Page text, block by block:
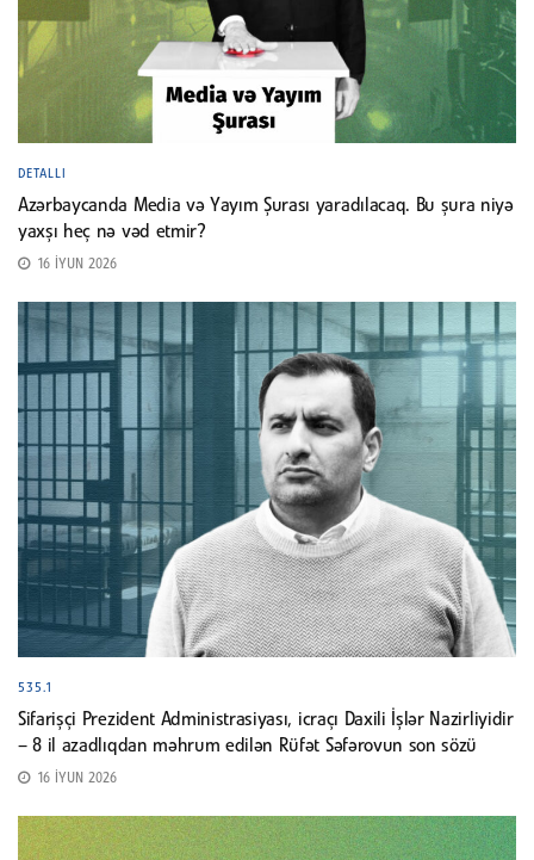
DETALLI
Azərbaycanda Media və Yayım Şurası yaradılacaq. Bu şura niyə
yaxşı heç nə vəd etmir?
16 İYUN 2026
535.1
Sifarişçi Prezident Administrasiyası, icraçı Daxili İşlər Nazirliyidir
– 8 il azadlıqdan məhrum edilən Rüfət Səfərovun son sözü
16 İYUN 2026